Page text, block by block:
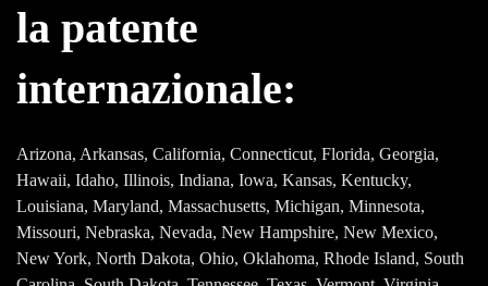
la patente
internazionale:
Arizona, Arkansas, California, Connecticut, Florida, Georgia,
Hawaii, Idaho, Illinois, Indiana, Iowa, Kansas, Kentucky,
Louisiana, Maryland, Massachusetts, Michigan, Minnesota,
Missouri, Nebraska, Nevada, New Hampshire, New Mexico,
New York, North Dakota, Ohio, Oklahoma, Rhode Island, South